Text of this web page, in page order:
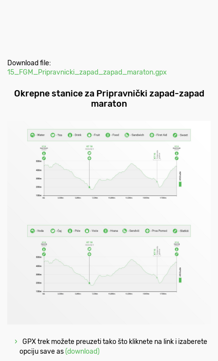
Download file:
15_FGM_Pripravnicki_zapad_zapad_maraton.gpx
Okrepne stanice za Pripravnički zapad-zapad
maraton
GPX trek možete preuzeti tako što kliknete na link i izaberete
opciju save as(download)